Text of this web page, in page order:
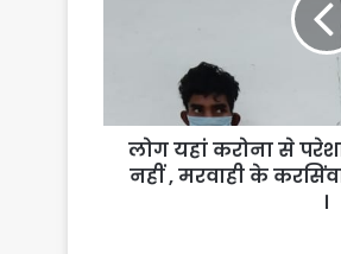
नहीं
मरवाही
लोग यहां करोना से
नहीं , मरवाही के
।